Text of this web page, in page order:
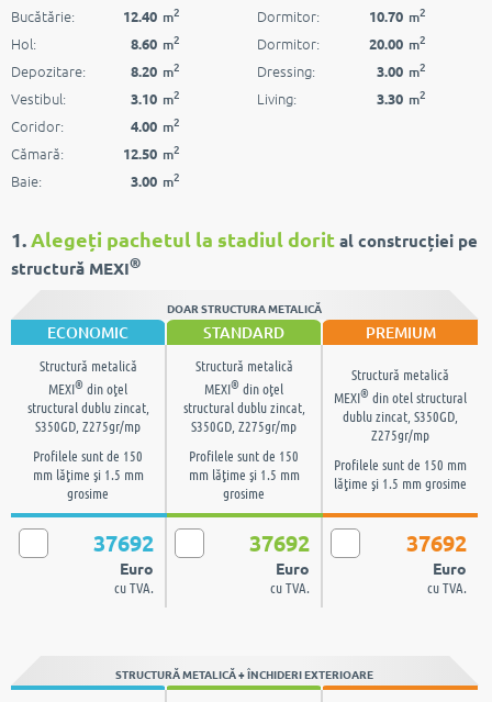
Bucătărie: 12.40 m2
Hol: 8.60 m2
Depozitare: 8.20 m2
Vestibul: 3.10 m2
Coridor: 4.00 m2
Cămară: 12.50 m2
Baie: 3.00 m2
Dormitor: 10.70 m2
Dormitor: 20.00 m2
Dressing: 3.00 m2
Living: 3.30 m2
1.Alegeți pachetul la stadiul dorit al construcției pe
structură MEXI®
DOAR STRUCTURA METALICĂ
ECONOMIC STANDARD PREMIUM
Structură metalică
MEXI® din oţel
structural dublu zincat,
S350GD, Z275gr/mp
Profilele sunt de 150
mm lăţime şi 1.5 mm
grosime
Structură metalică
MEXI® din oţel
structural dublu zincat,
S350GD, Z275gr/mp
Profilele sunt de 150
mm lăţime şi 1.5 mm
grosime
Structură metalică
MEXI® din otel structural
dublu zincat, S350GD,
Z275gr/mp
Profilele sunt de 150 mm
lăţime şi 1.5 mm grosime
37692
Euro
cu TVA.
37692
Euro
cu TVA.
37692
Euro
cu TVA.
STRUCTURĂ METALICĂ + ÎNCHIDERI EXTERIOARE